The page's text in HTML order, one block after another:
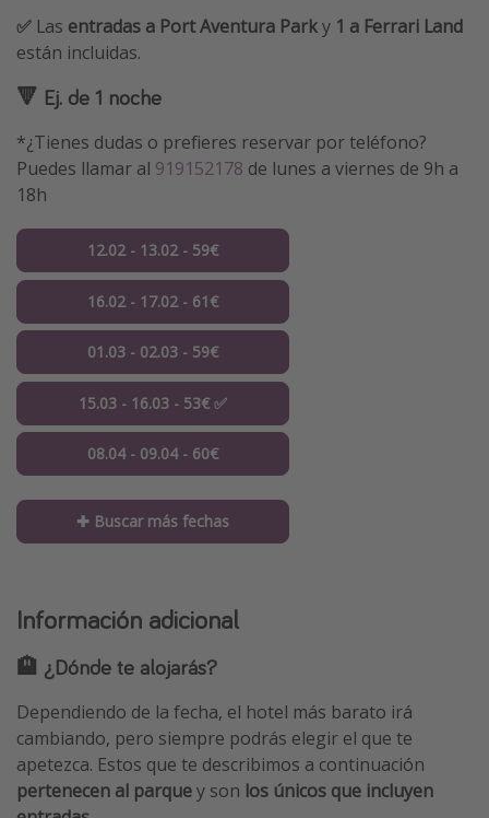
✅ Las entradas a Port Aventura Parky 1 a Ferrari Land
están incluidas.
🔻 Ej. de 1 noche
*¿Tienes dudas o prefieres reservar por teléfono?
Puedes llamar al 919152178 de lunes a viernes de 9h a
18h
12.02 - 13.02 - 59€
16.02 - 17.02 - 61€
01.03 - 02.03 - 59€
15.03 - 16.03 - 53€ ✅
08.04 - 09.04 - 60€
✚ Buscar más fechas
Información adicional
🏨 ¿Dónde te alojarás?
Dependiendo de la fecha, el hotel más barato irá
cambiando, pero siempre podrás elegir el que te
apetezca. Estos que te describimos a continuación
pertenecen al parquey son los únicos que incluyen